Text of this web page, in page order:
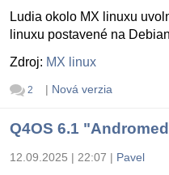
Ludia okolo MX linuxu
linuxu postavené na
Zdroj: MX linux
2 | Nová verzia
Q4OS 6.1
12.09.2025 | 22:07 | Pavel